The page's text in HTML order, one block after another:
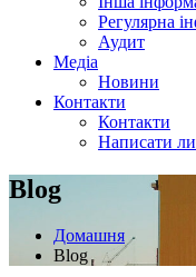
Регулярна
Аудит
Медіа
Новини
Контакти
Контакти
Написати
Blog
Домашня
Blog